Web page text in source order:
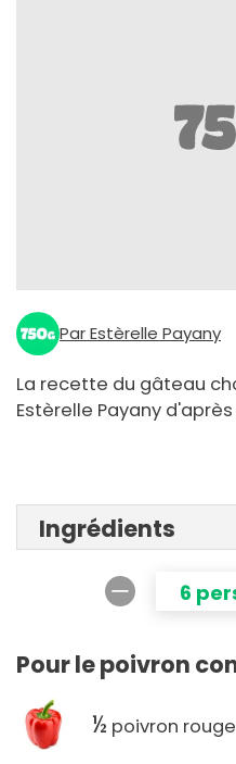
Par Estèrelle Payany
La recette du gâteau
Estèrelle Payany
Ingrédients
6
Pour le poivron
½ poivron rouge